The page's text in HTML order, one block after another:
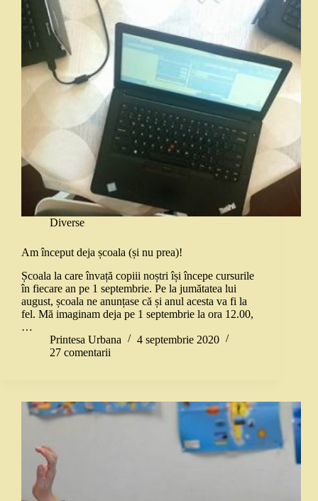
Diverse
Am început deja școala (și nu prea)!
Școala la care învață copiii noștri își începe cursurile
în fiecare an pe 1 septembrie. Pe la jumătatea lui
august, școala ne anunțase că și anul acesta va fi la
fel. Mă imaginam deja pe 1 septembrie la ora 12.00,
…
Printesa Urbana
4 septembrie 2020
27 comentarii